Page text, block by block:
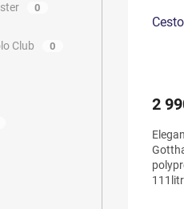
0
Club 0
2